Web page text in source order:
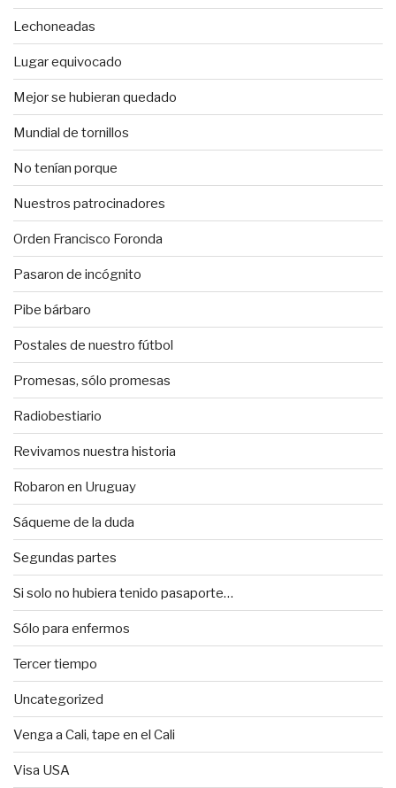
Lechoneadas
Lugar equivocado
Mejor se hubieran quedado
Mundial de tornillos
No tenían porque
Nuestros patrocinadores
Orden Francisco Foronda
Pasaron de incógnito
Pibe bárbaro
Postales de nuestro fútbol
Promesas, sólo promesas
Radiobestiario
Revivamos nuestra historia
Robaron en Uruguay
Sáqueme de la duda
Segundas partes
Si solo no hubiera tenido pasaporte…
Sólo para enfermos
Tercer tiempo
Uncategorized
Venga a Cali, tape en el Cali
Visa USA